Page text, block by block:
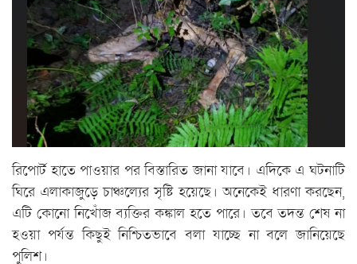
রিপোর্ট হাতে পাওয়ার পর বিস্তারিত জানা যাবে। এদিকে এ ঘটনাটি
ঘিরে এলাকাজুড়ে চাঞ্চল্যের সৃষ্টি হয়েছে। অনেকেই ধারণা করছেন,
এটি কোনো নিখোঁজ ব্যক্তির কঙ্কাল হতে পারে। তবে তদন্ত শেষ না
হওয়া পর্যন্ত কিছুই নিশ্চিতভাবে বলা যাচ্ছে না বলে জানিয়েছে
পুলিশ।